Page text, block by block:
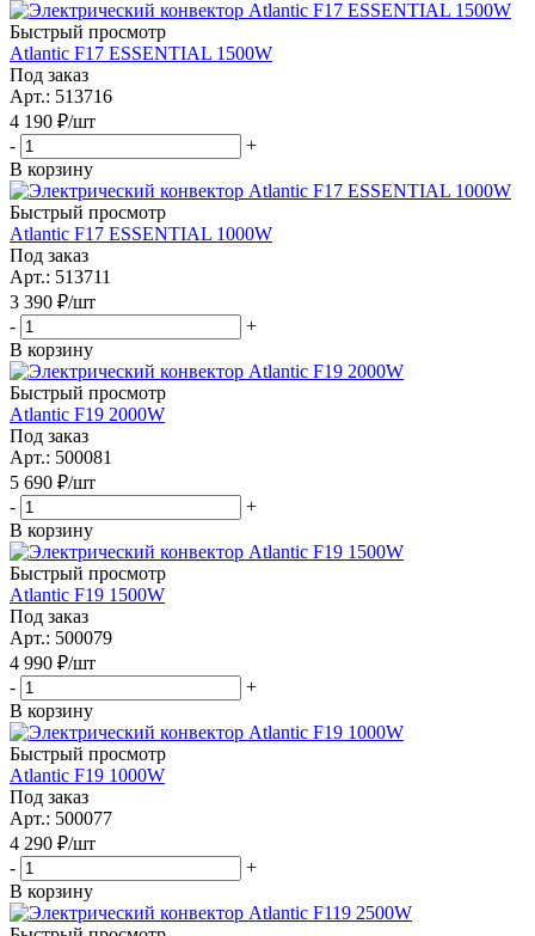
Быстрый просмотр
Atlantic F17 ESSENTIAL 1500W
Под заказ
Арт.: 513716
4 190 ₽/шт
-
+
В корзину
Быстрый просмотр
Atlantic F17 ESSENTIAL 1000W
Под заказ
Арт.: 513711
3 390 ₽/шт
-
+
В корзину
Быстрый просмотр
Atlantic F19 2000W
Под заказ
Арт.: 500081
5 690 ₽/шт
-
+
В корзину
Быстрый просмотр
Atlantic F19 1500W
Под заказ
Арт.: 500079
4 990 ₽/шт
-
+
В корзину
Быстрый просмотр
Atlantic F19 1000W
Под заказ
Арт.: 500077
4 290 ₽/шт
-
+
В корзину